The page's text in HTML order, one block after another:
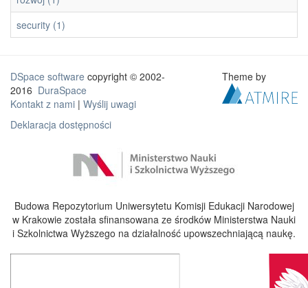
security (1)
DSpace software copyright © 2002-
2016 DuraSpace
Kontakt z nami | Wyślij uwagi
Deklaracja dostępności
Theme by
Budowa Repozytorium Uniwersytetu Komisji Edukacji Narodowej
w Krakowie została sfinansowana ze środków Ministerstwa Nauki
i Szkolnictwa Wyższego na działalność upowszechniającą naukę.